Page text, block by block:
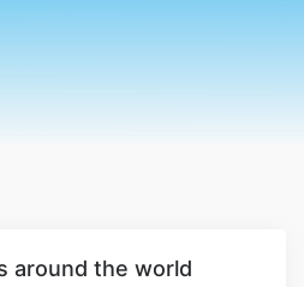
around the world